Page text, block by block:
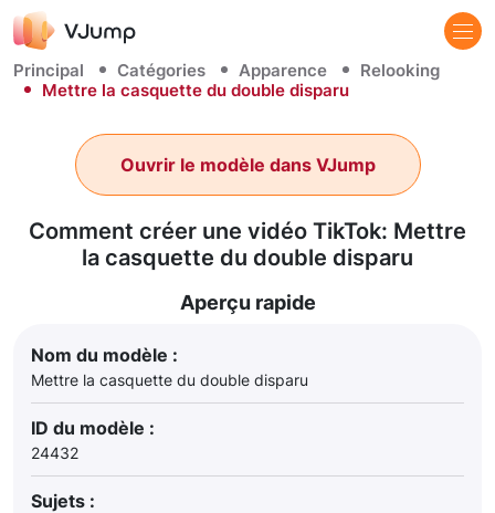
Principal Catégories Apparence
Relooking
Mettre la casquette du double disparu
Comment créer une vidéo TikTok: Mettre
la casquette du double disparu
Ouvrir le modèle dans VJump
Aperçu rapide
Nom du modèle :
Mettre la casquette du double disparu
ID du modèle :
24432
Sujets :